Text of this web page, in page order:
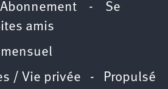
Abonnement - Se
amis
mensuel
/ Vie privée - Propulsé